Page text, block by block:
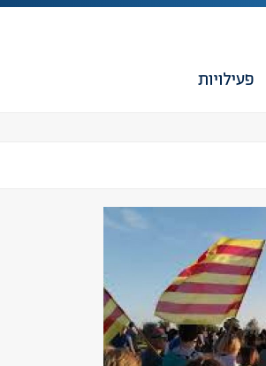
פעילויות